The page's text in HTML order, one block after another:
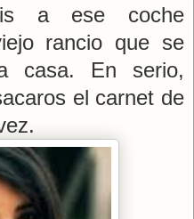
a ese coche
rancio que se
casa. En serio,
el carnet de